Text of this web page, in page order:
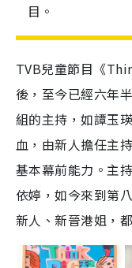
目。
TVB兒童節目《
後，至今已經六年
組的主持，如譚玉
血，由新人擔任主
基本幕前能力。主
依婷，如今來到第
新人、新晉港姐，